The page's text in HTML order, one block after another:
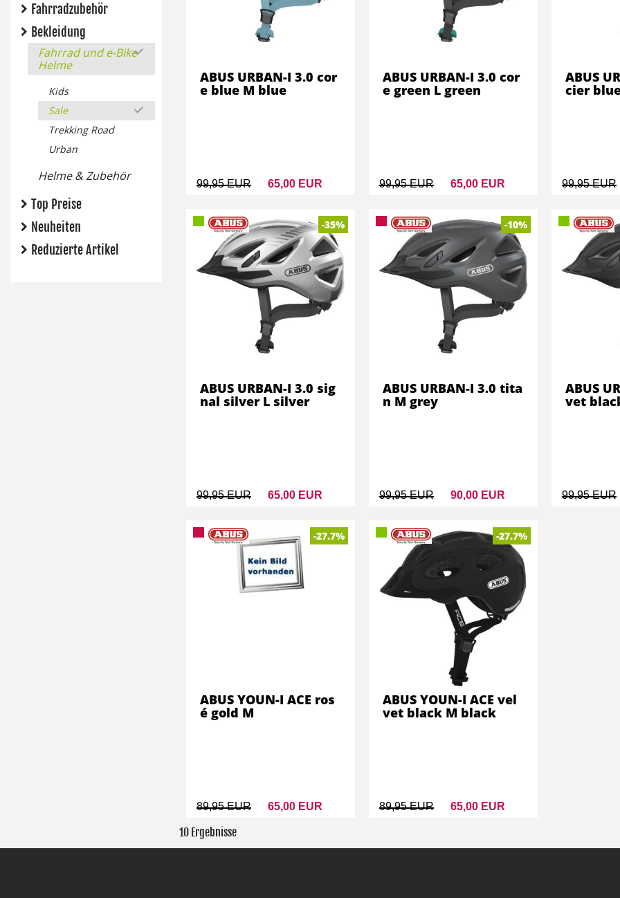
Fahrradzubehör
Bekleidung
Fahrrad und e-Bike
Helme
Kids
Sale
Trekking Road
Urban
Helme & Zubehör
Top Preise
Neuheiten
Reduzierte Artikel
99,95 EUR 65,00 EUR
ABUS URBAN-I 3.0 cor
e blue M blue
99,95 EUR 65,00 EUR
ABUS URBAN-I 3.0 cor
e green L green
99,95 EUR
ABUS
cier
-35%
99,95 EUR 65,00 EUR
ABUS URBAN-I 3.0 sig
nal silver L silver
-10%
99,95 EUR 90,00 EUR
ABUS URBAN-I 3.0 tita
n M grey
99,95 EUR
ABUS
vet
-27.7%
89,95 EUR 65,00 EUR
ABUS YOUN-I ACE ros
é gold M
-27.7%
89,95 EUR 65,00 EUR
ABUS YOUN-I ACE vel
vet black M black
10 Ergebnisse